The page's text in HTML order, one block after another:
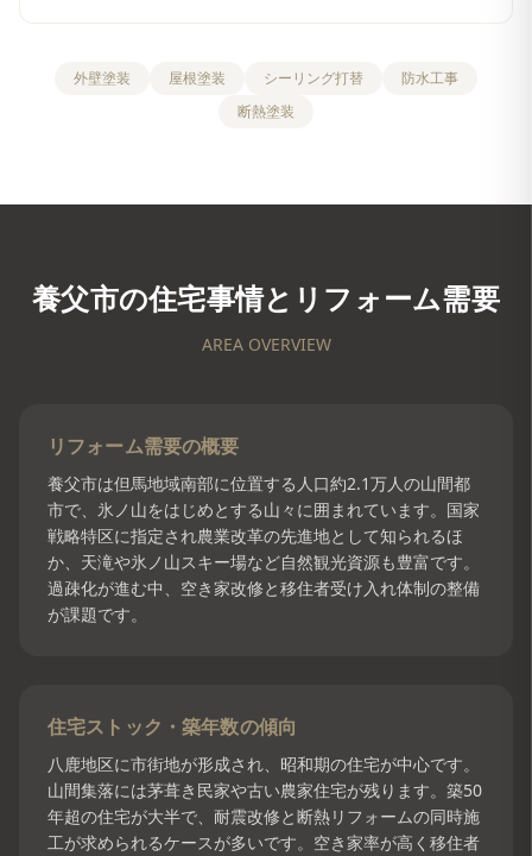
外壁塗装 屋根塗装 シーリング打替
防水工事
断熱塗装
養父市の住宅事情とリフォーム需要
AREA OVERVIEW
リフォーム需要の概要
養父市は但馬地域南部に位置する人口約2.1万人の山間都
市で、氷ノ山をはじめとする山々に囲まれています。国家
戦略特区に指定され農業改革の先進地として知られるほ
か、天滝や氷ノ山スキー場など自然観光資源も豊富です。
過疎化が進む中、空き家改修と移住者受け入れ体制の整備
が課題です。
住宅ストック・築年数の傾向
八鹿地区に市街地が形成され、昭和期の住宅が中心です。
山間集落には茅葺き民家や古い農家住宅が残ります。築50
年超の住宅が大半で、耐震改修と断熱リフォームの同時施
工が求められるケースが多いです。空き家率が高く移住者